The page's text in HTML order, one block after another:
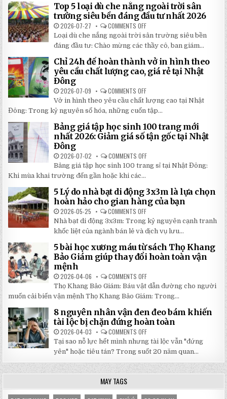
ĐỘNG
QUAY
TAY
TIẾT
2026:
5
BÍ
MẬT
GIÚP
BẠN
TIẾT
KHI
LẮP
ĐẶT
Top 5 loại dù che nắng ngoài trời sân
trường siêu bền đáng đầu tư nhất 2026
2026-07-27 COMMENTS OFF
TOP
5
LOẠI
DÙ
CHE
NẮNG
NGOÀI
TRỜI
BỀN
ĐÁNG
ĐẦU
NHẤT
2026
Loại dù che nắng ngoài trời sân trường siêu bền
đáng đầu tư: Chào mừng các thầy cô, ban giám...
Chỉ 24h để hoàn thành vở in hình theo
yêu cầu chất lượng cao, giá rẻ tại Nhật
Đông
2026-07-09 COMMENTS OFF
CHỈ
24H
ĐỂ
HOÀN
VỞ
IN
HÌNH
YÊU
CHẤT
LƯỢNG
RẺ
TẠI
NHẬT
ĐÔNG
Vở in hình theo yêu cầu chất lượng cao tại Nhật
Đông: Trong kỷ nguyên số hóa, những cuốn tập...
Bảng giá tập học sinh 100 trang mới
nhất 2026: Giảm giá số tận gốc tại Nhật
Đông
2026-07-02 COMMENTS OFF
BẢNG
GIÁ
100
TRANG
MỚI
2026:
GIẢM
GIÁ
SỐ
TẬN
GỐC
TẠI
NHẬT
Bảng giá tập học sinh 100 trang sỉ tại Nhật Đông:
Khi mùa khai trường đến gần hoặc khi các...
5 Lý do nhà bạt di động 3x3m là lựa chọn
hoàn hảo cho gian hàng của bạn
2026-05-25 COMMENTS OFF
5
LÝ
DO
NHÀ
BẠT
DI
ĐỘNG
3X3M
LỰA
HOÀN
HẢO
CHO
HÀNG
CỦA
BẠN
Nhà bạt di động 3x3m: Trong kỷ nguyên cạnh tranh
khốc liệt của ngành bán lẻ và dịch vụ lưu...
5 bài học xương máu từ sách Thọ Khang
Bảo Giám giúp thay đổi hoàn toàn vận
mệnh
2026-04-06 COMMENTS OFF
5
BÀI
HỌC
XƯƠNG
MÁU
TỪ
SÁCH
THỌ
BẢO
GIÁM
GIÚP
THAY
ĐỔI
HOÀN
TOÀN
Thọ Khang Bảo Giám: Báu vật dẫn đường cho người
muốn cải biến vận mệnh Thọ Khang Bảo Giám: Trong...
8 nguyên nhân vận đen đeo bám khiến
tài lộc bị chặn đứng hoàn toàn
2026-04-03 COMMENTS OFF
NGUYÊN
NHÂN
VẬN
ĐEN
ĐEO
BÁM
LỘC
Tại sao nỗ lực hết mình nhưng tài lộc vẫn "đứng
yên" hoặc tiêu tán? Trong suốt 20 năm quan...
MAY TAGS